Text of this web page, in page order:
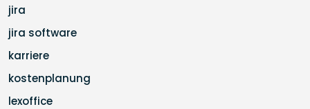
jira
jira software
karriere
kostenplanung
lexoffice